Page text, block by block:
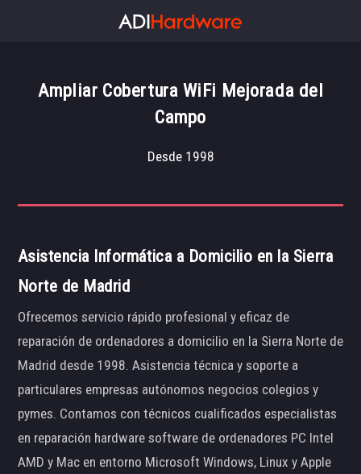
Ampliar Cobertura WiFi Mejorada del
Campo
Desde 1998
Asistencia Informática a Domicilio en la Sierra
Norte de Madrid
Ofrecemos servicio rápido profesional y eficaz de
reparación de ordenadores a domicilio en la Sierra Norte de
Madrid desde 1998. Asistencia técnica y soporte a
particulares empresas autónomos negocios colegios y
pymes. Contamos con técnicos cualificados especialistas
en reparación hardware software de ordenadores PC Intel
AMD y Mac en entorno Microsoft Windows, Linux y Apple